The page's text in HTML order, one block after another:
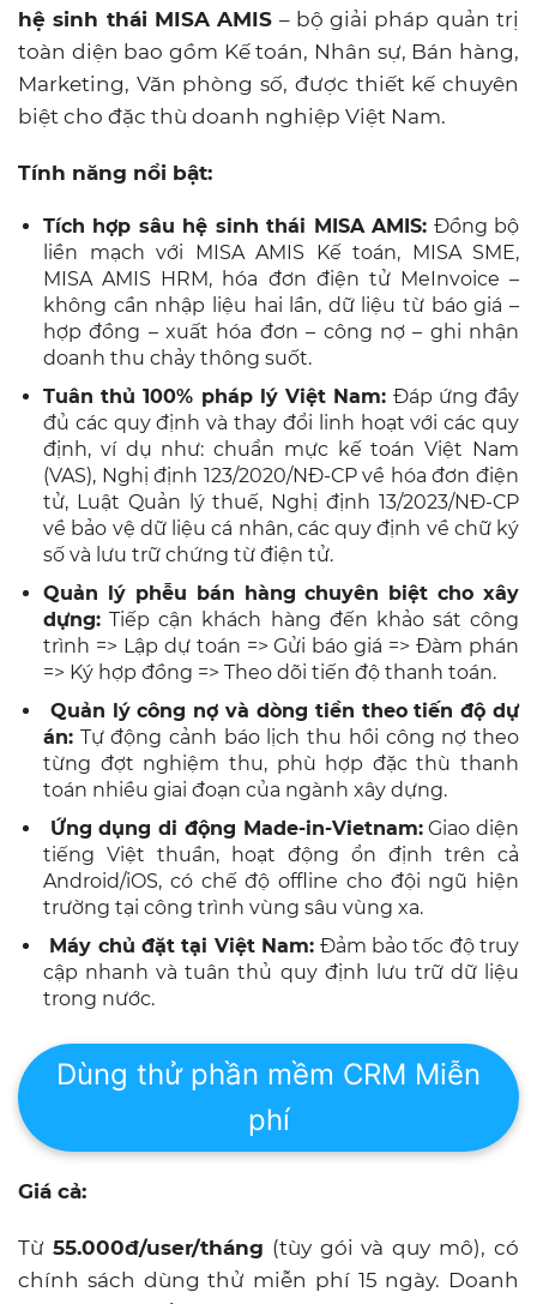
hệ sinh thái MISA AMIS – bộ giải pháp quản trị
toàn diện bao gồm Kế toán, Nhân sự, Bán hàng,
Marketing, Văn phòng số, được thiết kế chuyên
biệt cho đặc thù doanh nghiệp Việt Nam.
Tính năng nổi bật:
Tích hợp sâu hệ sinh thái MISA AMIS: Đồng bộ
liền mạch với MISA AMIS Kế toán, MISA SME,
MISA AMIS HRM, hóa đơn điện tử MeInvoice –
không cần nhập liệu hai lần, dữ liệu từ báo giá –
hợp đồng – xuất hóa đơn – công nợ – ghi nhận
doanh thu chảy thông suốt.
Tuân thủ 100% pháp lý Việt Nam: Đáp ứng đầy
đủ các quy định và thay đổi linh hoạt với các quy
định, ví dụ như: chuẩn mực kế toán Việt Nam
(VAS), Nghị định 123/2020/NĐ-CP về hóa đơn điện
tử, Luật Quản lý thuế, Nghị định 13/2023/NĐ-CP
về bảo vệ dữ liệu cá nhân, các quy định về chữ ký
số và lưu trữ chứng từ điện tử.
Quản lý phễu bán hàng chuyên biệt cho xây
dựng: Tiếp cận khách hàng đến khảo sát công
trình => Lập dự toán => Gửi báo giá => Đàm phán
=> Ký hợp đồng => Theo dõi tiến độ thanh toán.
Quản lý công nợ và dòng tiền theo tiến độ dự
án: Tự động cảnh báo lịch thu hồi công nợ theo
từng đợt nghiệm thu, phù hợp đặc thù thanh
toán nhiều giai đoạn của ngành xây dựng.
Ứng dụng di động Made-in-Vietnam:Giao diện
tiếng Việt thuần, hoạt động ổn định trên cả
Android/iOS, có chế độ offline cho đội ngũ hiện
trường tại công trình vùng sâu vùng xa.
Máy chủ đặt tại Việt Nam: Đảm bảo tốc độ truy
cập nhanh và tuân thủ quy định lưu trữ dữ liệu
trong nước.
Dùng thử phần mềm CRM Miễn
phí
Giá cả:
Từ 55.000đ/user/tháng (tùy gói và quy mô), có
chính sách dùng thử miễn phí 15 ngày. Doanh